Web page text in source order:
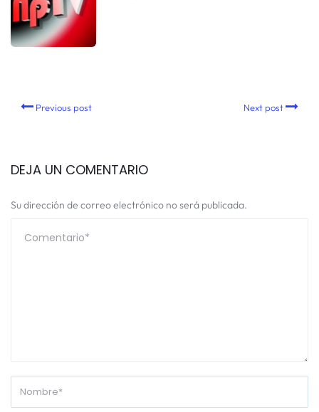
Previous post Next post
DEJA UN COMENTARIO
Su dirección de correo electrónico no será publicada.